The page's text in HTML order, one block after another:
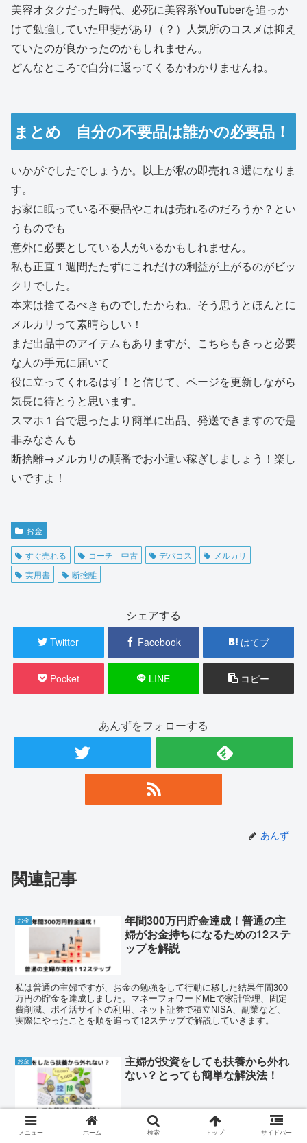
美容オタクだった時代、必死に美容系YouTuberを追っか
けて勉強していた甲斐があり（？）人気所のコスメは抑え
ていたのが良かったのかもしれません。
どんなところで自分に返ってくるかわかりませんね。
まとめ 自分の不要品は誰かの必要品！
いかがでしたでしょうか。以上が私の即売れ３選になりま
す。
お家に眠っている不要品やこれは売れるのだろうか？とい
うものでも
意外に必要としている人がいるかもしれません。
私も正直１週間たたずにこれだけの利益が上がるのがビッ
クリでした。
本来は捨てるべきものでしたからね。そう思うとほんとに
メルカリって素晴らしい！
まだ出品中のアイテムもありますが、こちらもきっと必要
な人の手元に届いて
役に立ってくれるはず！と信じて、ページを更新しながら
気長に待とうと思います。
スマホ１台で思ったより簡単に出品、発送できますので是
非みなさんも
断捨離→メルカリの順番でお小遣い稼ぎしましょう！楽し
いですよ！
お金
すぐ売れる コーチ 中古 デパコス
メルカリ
実用書
断捨離
シェアする
Twitter Facebook はてブ
Pocket LINE コピー
あんずをフォローする
あんず
関連記事
お金
年間300万円貯金達成！普通の主
婦がお金持ちになるための12ステ
ップを解説
私は普通の主婦ですが、お金の勉強をして行動に移した結果年間300
万円の貯金を達成しました。マネーフォワードMEで家計管理、固定
費削減、ポイ活サイトの利用、ネット証券で積立NISA、副業など、
実際にやったことを順を追って12ステップで解説していきます。
お金
主婦が投資をしても扶養から外れ
ない？とっても簡単な解決法！
投資初心者の主婦の方は扶養から外れてしまうのでは？と心配になり
ませんか？実は扶養から外れずに投資の利益を獲得できる方法があり
メニュー ホーム 検索 トップ サイドバー